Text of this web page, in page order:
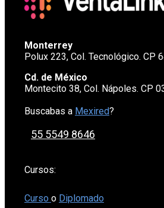
Monterrey
Polux 223, Col. Tecnológico. CP
Cd. de México
Montecito 38, Col. Nápoles. CP
Buscabas a Mexired?
55 5549 8646
Cursos:
Curso o Diplomado